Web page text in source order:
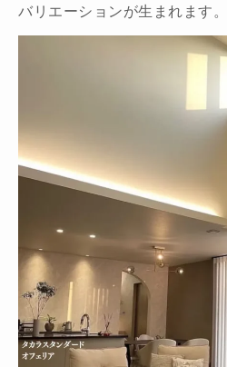
バリエーションが生まれます。